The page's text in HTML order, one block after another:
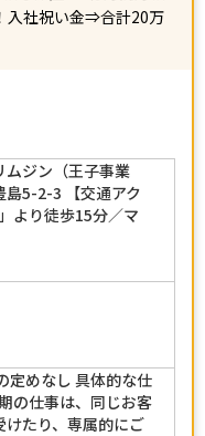
入社祝い金⇒合計20万
ムジン（王子事業
島5-2-3 【交通アク
より徒歩15分／マ
定めなし 具体的な仕
の仕事は、同じお客
たり、専属的にご